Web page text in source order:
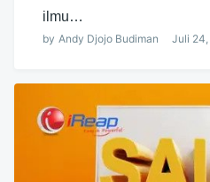
ilmu…
by Andy Djojo Budiman Juli